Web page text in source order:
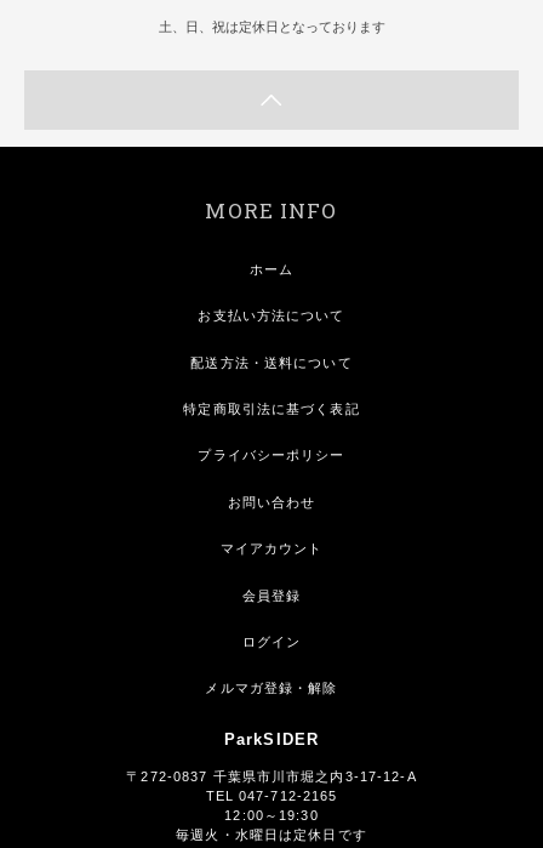
土、日、祝は定休日となっております
MORE INFO
ホーム
お支払い方法について
配送方法・送料について
特定商取引法に基づく表記
プライバシーポリシー
お問い合わせ
マイアカウント
会員登録
ログイン
メルマガ登録・解除
ParkSIDER
〒272-0837 千葉県市川市堀之内3-17-12-A
TEL 047-712-2165
12:00～19:30
毎週火・水曜日は定休日です